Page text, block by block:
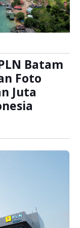
Batam
Foto
Juta